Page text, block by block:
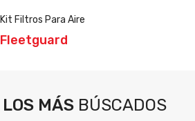
Kit Filtros Para Aire
Fleetguard
LOS MÁS BÚSCADOS